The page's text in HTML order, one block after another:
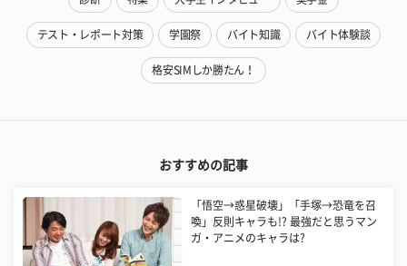
テスト・レポート対策 学園祭 バイト知識 バイト体験談
格安SIMしか勝たん！
おすすめの記事
「悟空→惑星破壊」「手塚→恐竜を召
喚」反則キャラも!? 最強だと思うマン
ガ・アニメのキャラは?